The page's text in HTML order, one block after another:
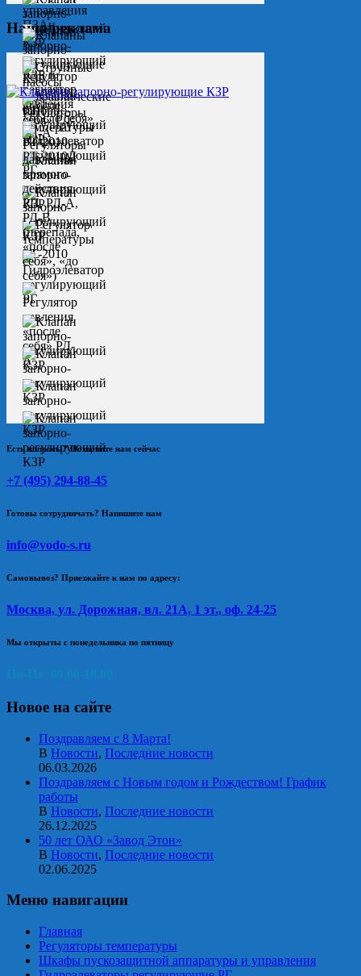
Наша реклама
Есть вопросы? Позвоните нам сейчас
+7 (495) 294-88-45
Готовы сотрудничать? Напишите нам
info@vodo-s.ru
Самовывоз? Приезжайте к нам по адресу:
Москва, ул. Дорожная, вл. 21А, 1 эт., оф. 24-25
Мы открыты с понедельника по пятницу
Новое на сайте
Поздравляем с 8 Марта!
В Новости, Последние новости
06.03.2026
Поздравляем с Новым годом и Рождеством! График
работы
В Новости, Последние новости
26.12.2025
50 лет ОАО «Завод Этон»
В Новости, Последние новости
02.06.2025
Меню навигации
Главная
Регуляторы температуры
Шкафы пускозащитной аппаратуры и управления